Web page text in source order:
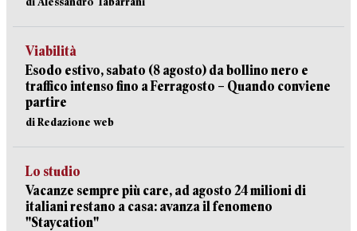
Viabilità
Esodo estivo, sabato (8 agosto) da bollino nero e
traffico intenso fino a Ferragosto – Quando conviene
partire
di Redazione web
Lo studio
Vacanze sempre più care, ad agosto 24 milioni di
italiani restano a casa: avanza il fenomeno
"Staycation"